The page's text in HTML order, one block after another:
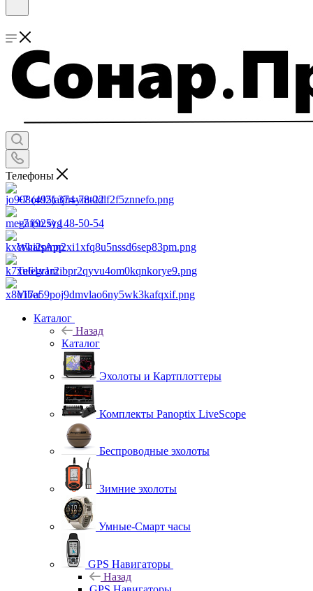
Телефоны
+7 (495) 374-78-22
+7 (925) 148-50-54
WhatsApp
Telegram
Viber
Каталог
Назад
Каталог
Эхолоты и Картплоттеры
Комплекты Panoptix LiveScope
Беспроводные эхолоты
Зимние эхолоты
Умные-Смарт часы
GPS Навигаторы
Назад